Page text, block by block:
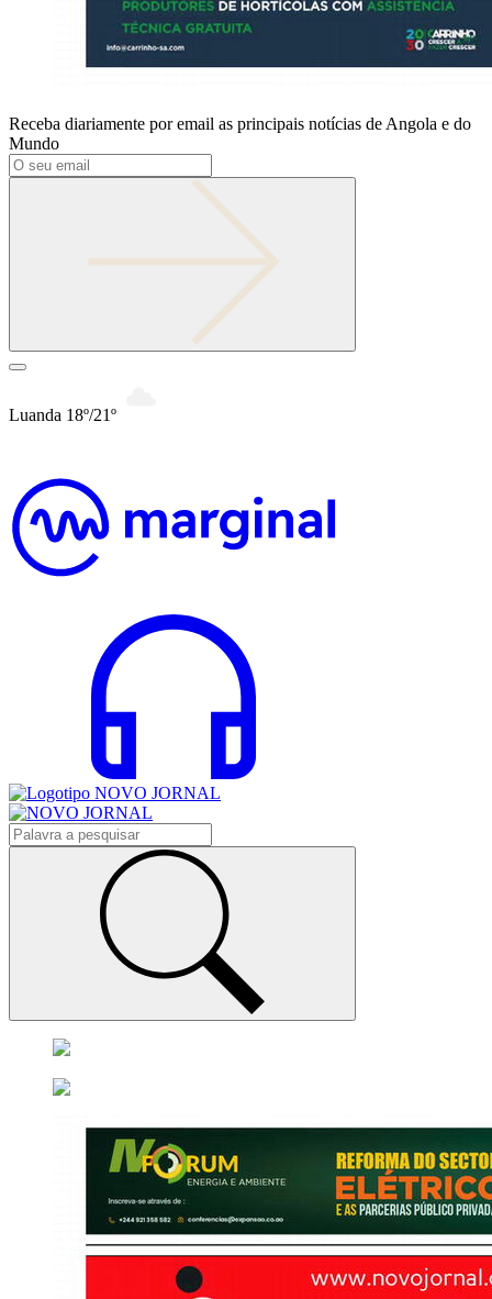
Receba diariamente por email as principais notícias de Angola e do
Mundo
Luanda 18º/21º